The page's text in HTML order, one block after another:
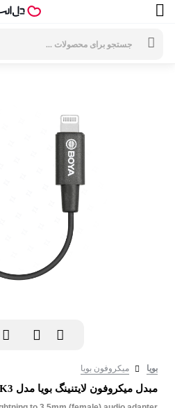
بویا میکروفون بویا
مبدل میکروفون لایتنینگ بویا مدل BY-K3